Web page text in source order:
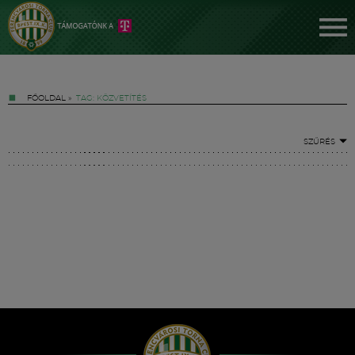
FŐOLDAL » TAG: KÖZVETÍTÉS
SZŰRÉS
Hírek